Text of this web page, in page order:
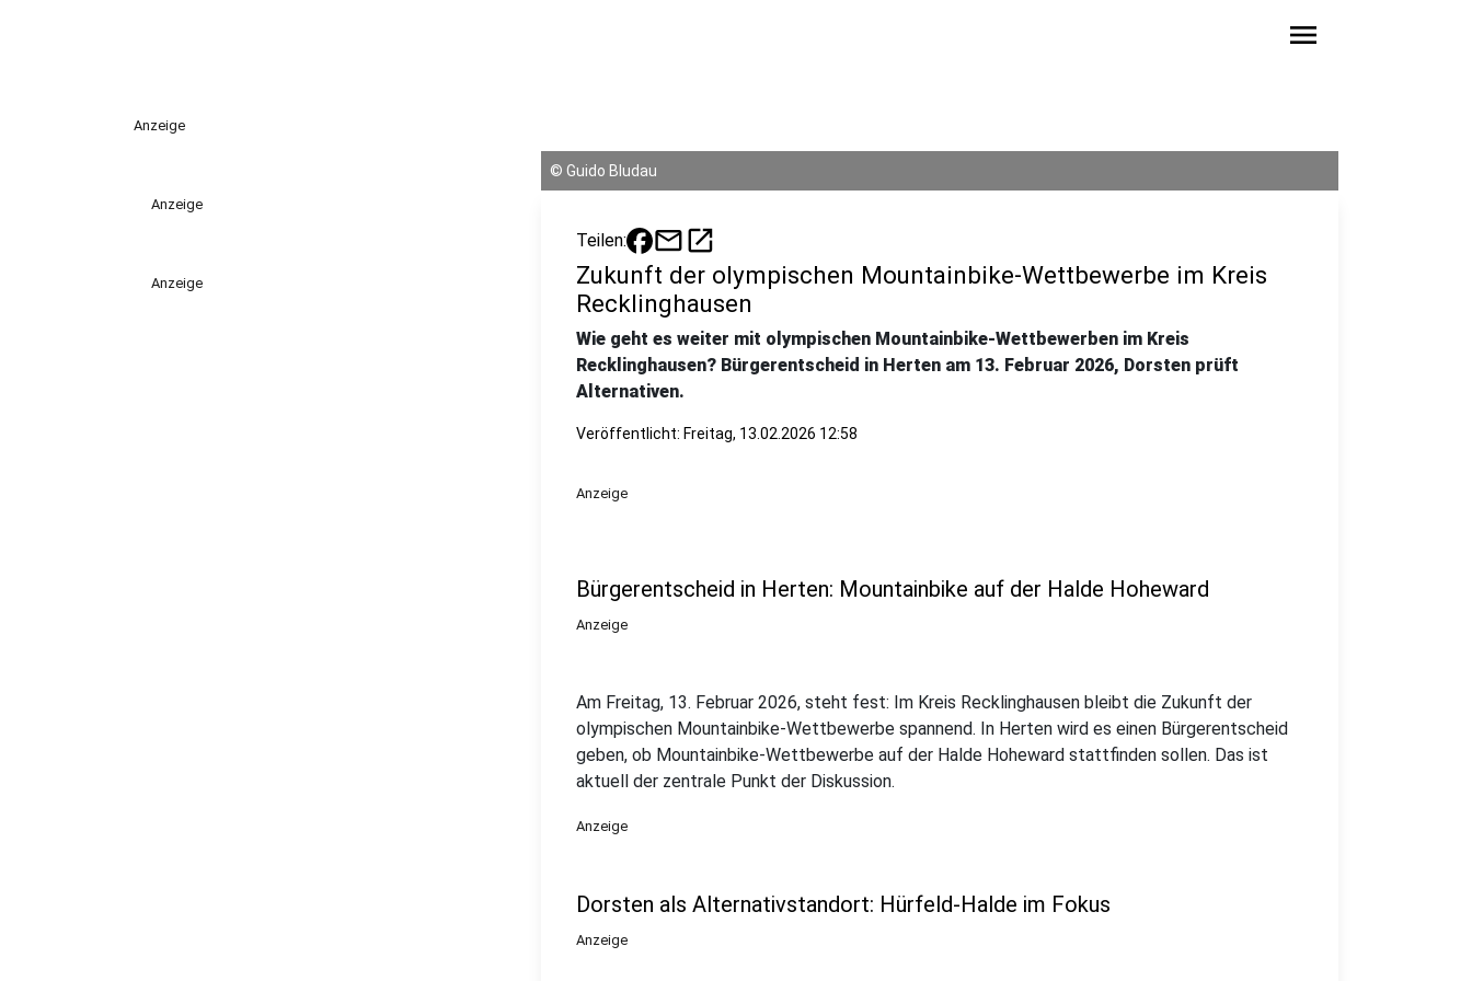
menu
Anzeige
Anzeige
Anzeige
© Guido Bludau
Teilen: mailopen_in_new
Zukunft der olympischen Mountainbike-Wettbewerbe im Kreis
Recklinghausen
Wie geht es weiter mit olympischen Mountainbike-Wettbewerben im Kreis
Recklinghausen? Bürgerentscheid in Herten am 13. Februar 2026, Dorsten prüft
Alternativen.
Veröffentlicht: Freitag, 13.02.2026 12:58
Anzeige
Bürgerentscheid in Herten: Mountainbike auf der Halde Hoheward
Anzeige
Am Freitag, 13. Februar 2026, steht fest: Im Kreis Recklinghausen bleibt die Zukunft der
olympischen Mountainbike-Wettbewerbe spannend. In Herten wird es einen Bürgerentscheid
geben, ob Mountainbike-Wettbewerbe auf der Halde Hoheward stattfinden sollen. Das ist
aktuell der zentrale Punkt der Diskussion.
Anzeige
Dorsten als Alternativstandort: Hürfeld-Halde im Fokus
Anzeige